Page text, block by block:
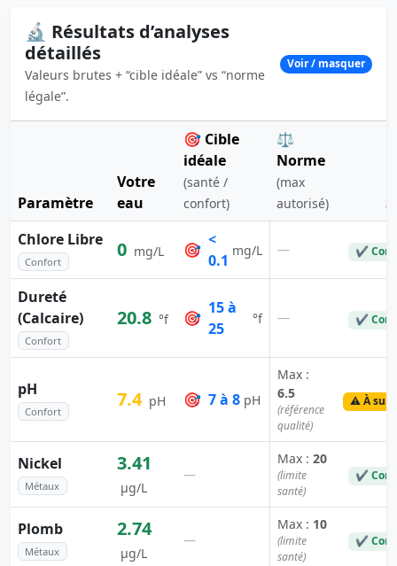
🔬 Résultats d’analyses
détaillés
Valeurs brutes + “cible idéale” vs “norme
légale”.
Voir / masquer
Paramètre
Votre
eau
🎯 Cible
idéale
(santé /
confort)
⚖️
Norme
(max
autorisé)
Chlore Libre
Confort
0 mg/L 🎯
<
0.1
mg/L — ✔
Dureté
(Calcaire)
Confort
20.8 °f 🎯
15 à
25
°f — ✔
pH
Confort
7.4 pH 🎯 7 à 8 pH
Max :
6.5
(référence
qualité)
⚠️ À
Nickel
Métaux
3.41
µg/L
—
Max : 20
(limite
santé)
✔
Plomb
Métaux
2.74
µg/L
—
Max : 10
(limite
santé)
✔